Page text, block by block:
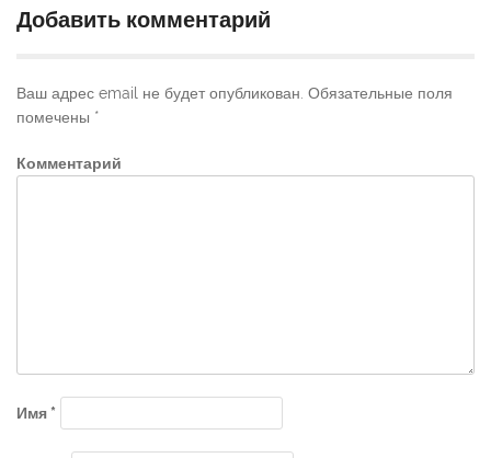
Добавить комментарий
Ваш адрес email не будет опубликован. Обязательные поля
помечены *
Комментарий
Имя*